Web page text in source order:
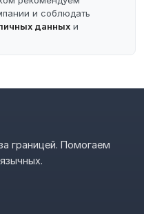
и соблюдать
данных и
границей. Помогаем